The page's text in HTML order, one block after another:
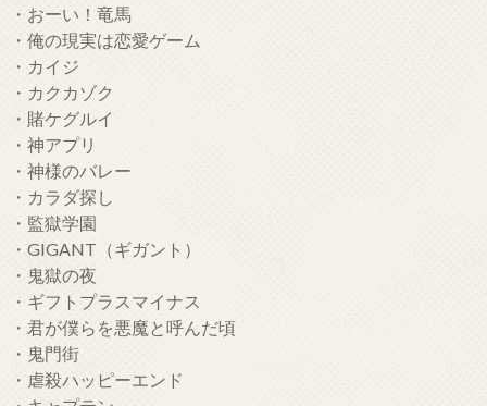
・おーい！竜馬
・俺の現実は恋愛ゲーム
・カイジ
・カクカゾク
・賭ケグルイ
・神アプリ
・神様のバレー
・カラダ探し
・監獄学園
・GIGANT（ギガント）
・鬼獄の夜
・ギフトプラスマイナス
・君が僕らを悪魔と呼んだ頃
・鬼門街
・虐殺ハッピーエンド